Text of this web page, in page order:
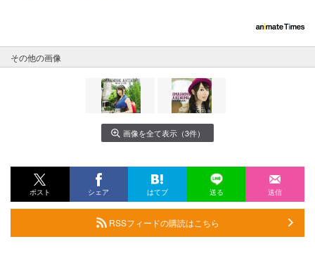
その他の画像
画像を全て表示（3件）
ポスト シェア はてブ 送る 送信
RSSフィードの購読はこちら